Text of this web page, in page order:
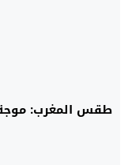
طقس المغرب: موجة حر